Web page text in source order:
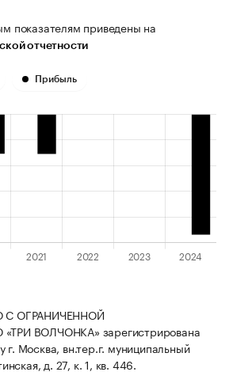
показателям приведены на
отчетности
Прибыль
С ОГРАНИЧЕННОЙ
ВОЛЧОНКА» зарегистрирована
г. Москва, вн.тер.г. муниципальный
д. 27, к. 1, кв. 446.